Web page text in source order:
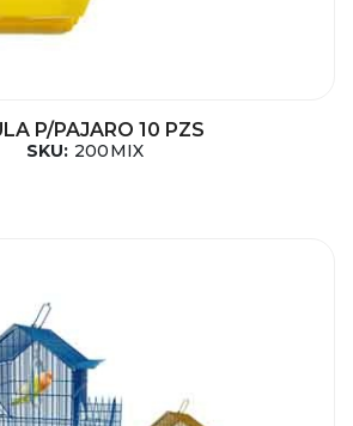
P/PAJARO 10 PZS
SKU: 200MIX